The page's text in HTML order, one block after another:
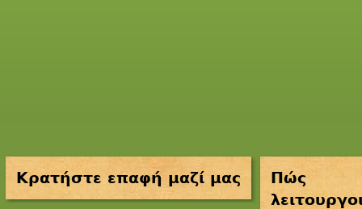
Κρατήστε επαφή μαζί μας
Πώς